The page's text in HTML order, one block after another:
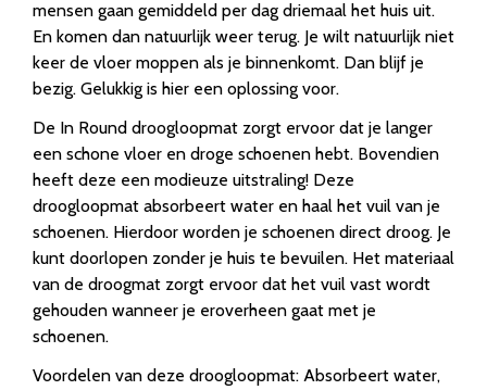
mensen gaan gemiddeld per dag driemaal het huis uit.
En komen dan natuurlijk weer terug. Je wilt natuurlijk niet
keer de vloer moppen als je binnenkomt. Dan blijf je
bezig. Gelukkig is hier een oplossing voor.
De In Round droogloopmat zorgt ervoor dat je langer
een schone vloer en droge schoenen hebt. Bovendien
heeft deze een modieuze uitstraling! Deze
droogloopmat absorbeert water en haal het vuil van je
schoenen. Hierdoor worden je schoenen direct droog. Je
kunt doorlopen zonder je huis te bevuilen. Het materiaal
van de droogmat zorgt ervoor dat het vuil vast wordt
gehouden wanneer je eroverheen gaat met je
schoenen.
Voordelen van deze droogloopmat: Absorbeert water,